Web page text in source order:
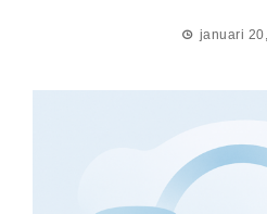
januari